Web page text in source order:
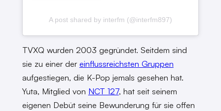
A post shared by interfm (@interfm897)
TVXQ wurden 2003 gegründet. Seitdem sind
sie zu einer der einflussreichsten Gruppen
aufgestiegen, die K-Pop jemals gesehen hat.
Yuta, Mitglied von NCT 127, hat seit seinem
eigenen Debüt seine Bewunderung für sie offen